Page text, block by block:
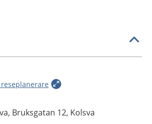
Bruksgatan 12, Kolsva